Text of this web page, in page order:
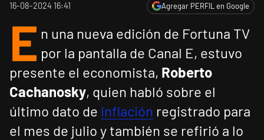
16-08-2024 16:41 Agregar PERFIL en Google
E n una nueva edición de Fortuna TV
por la pantalla de Canal E, estuvo
presente el economista, Roberto
Cachanosky, quien habló sobre el
último dato de inflación registrado para
el mes de julio y también se refirió a lo